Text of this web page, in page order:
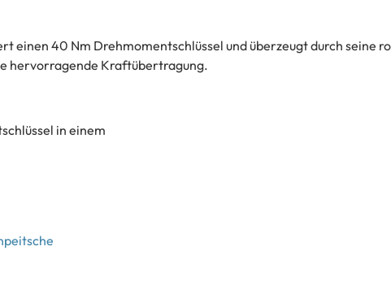
einen 40 Nm Drehmomentschlüssel und überzeugt durch seine
hervorragende Kraftübertragung.
in einem